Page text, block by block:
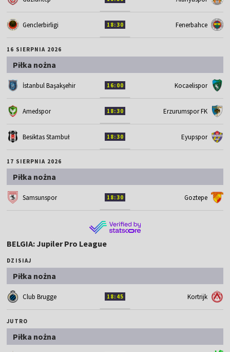
Genclerbirligi 18:30 Fenerbahce
16 SIERPNIA 2026
Piłka nożna
İstanbul Başakşehir 16:00 Kocaelispor
Amedspor 18:30 Erzurumspor FK
Besiktas Stambuł 18:30 Eyupspor
17 SIERPNIA 2026
Piłka nożna
Samsunspor 18:30 Goztepe
BELGIA: Jupiler Pro League
DZISIAJ
Piłka nożna
Club Brugge 18:45 Kortrijk
JUTRO
Piłka nożna